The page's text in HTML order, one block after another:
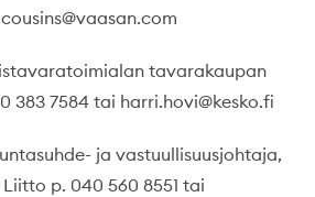
tavarakaupan
383 7584 tai harri.hovi@kesko.fi
ja vastuullisuusjohtaja,
p. 040 560 8551 tai